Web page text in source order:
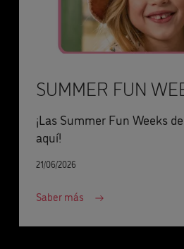
SUMMER FUN
¡Las Summer Fun Weeks
aquí!
21/06/2026
Saber más